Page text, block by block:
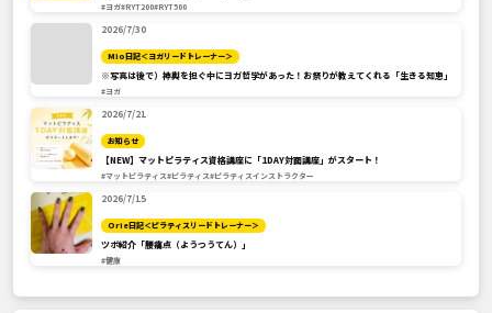
#ヨガ#RYT200#RYT500
2026/7/30
Mio日記＜ヨガリードトレーナー＞
※写真は後で）神輿を担ぐ中にヨガ哲学があった！お祭りが教えてくれる「生きる知恵」
#ヨガ
2026/7/21
お知らせ
【NEW】マットピラティス資格講座に「1DAY対面講座」がスタート！
#マットピラティス#ピラティス#ピラティスインストラクター
2026/7/15
Orie日記＜ピラティスリードトレーナー＞
ツボ紹介「腰痛点（ようつうてん）」
#健康